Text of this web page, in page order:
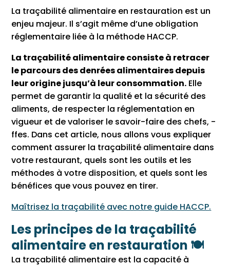
La traçabilité alimentaire en restauration est un
enjeu majeur. Il s’agit même d’une obligation
réglementaire liée à la méthode HACCP.
La traçabilité alimentaire consiste à retracer
le parcours des denrées alimentaires depuis
leur origine jusqu’à leur consommation. Elle
permet de garantir la qualité et la sécurité des
aliments, de respecter la réglementation en
vigueur et de valoriser le savoir-faire des chefs, -
ffes. Dans cet article, nous allons vous expliquer
comment assurer la traçabilité alimentaire dans
votre restaurant, quels sont les outils et les
méthodes à votre disposition, et quels sont les
bénéfices que vous pouvez en tirer.
Maîtrisez la traçabilité avec notre guide HACCP.
Les principes de la traçabilité
alimentaire en restauration 🍽️
La traçabilité alimentaire est la capacité à